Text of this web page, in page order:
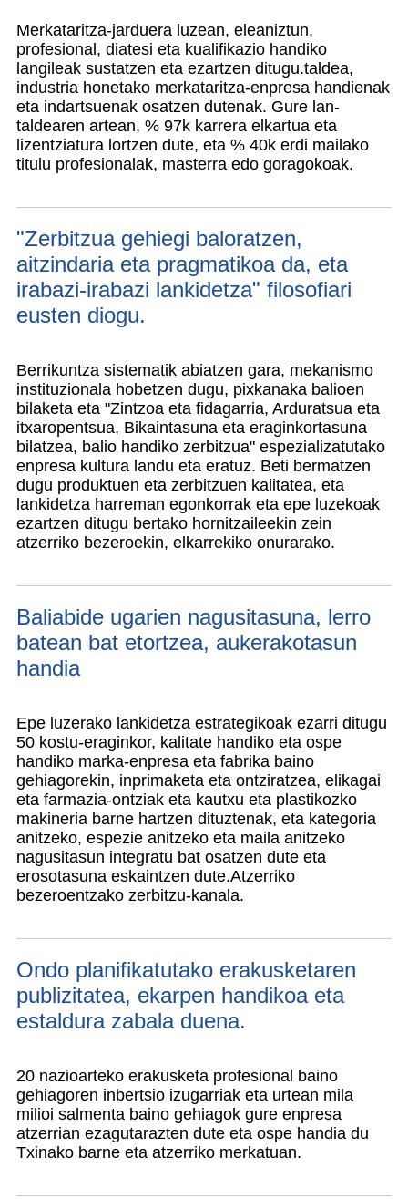
Merkataritza-jarduera luzean, eleaniztun,
profesional, diatesi eta kualifikazio handiko
langileak sustatzen eta ezartzen ditugu.taldea,
industria honetako merkataritza-enpresa handienak
eta indartsuenak osatzen dutenak. Gure lan-
taldearen artean, % 97k karrera elkartua eta
lizentziatura lortzen dute, eta % 40k erdi mailako
titulu profesionalak, masterra edo goragokoak.
"Zerbitzua gehiegi baloratzen,
aitzindaria eta pragmatikoa da, eta
irabazi-irabazi lankidetza" filosofiari
eusten diogu.
Berrikuntza sistematik abiatzen gara, mekanismo
instituzionala hobetzen dugu, pixkanaka balioen
bilaketa eta "Zintzoa eta fidagarria, Arduratsua eta
itxaropentsua, Bikaintasuna eta eraginkortasuna
bilatzea, balio handiko zerbitzua" espezializatutako
enpresa kultura landu eta eratuz. Beti bermatzen
dugu produktuen eta zerbitzuen kalitatea, eta
lankidetza harreman egonkorrak eta epe luzekoak
ezartzen ditugu bertako hornitzaileekin zein
atzerriko bezeroekin, elkarrekiko onurarako.
Baliabide ugarien nagusitasuna, lerro
batean bat etortzea, aukerakotasun
handia
Epe luzerako lankidetza estrategikoak ezarri ditugu
50 kostu-eraginkor, kalitate handiko eta ospe
handiko marka-enpresa eta fabrika baino
gehiagorekin, inprimaketa eta ontziratzea, elikagai
eta farmazia-ontziak eta kautxu eta plastikozko
makineria barne hartzen dituztenak, eta kategoria
anitzeko, espezie anitzeko eta maila anitzeko
nagusitasun integratu bat osatzen dute eta
erosotasuna eskaintzen dute.Atzerriko
bezeroentzako zerbitzu-kanala.
Ondo planifikatutako erakusketaren
publizitatea, ekarpen handikoa eta
estaldura zabala duena.
20 nazioarteko erakusketa profesional baino
gehiagoren inbertsio izugarriak eta urtean mila
milioi salmenta baino gehiagok gure enpresa
atzerrian ezagutarazten dute eta ospe handia du
Txinako barne eta atzerriko merkatuan.